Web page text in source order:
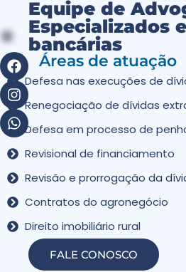
Equipe de
Especializados
bancárias
Áreas de atuação
Defesa nas execuções de
Renegociação de dívidas
Defesa em processo de
Revisional de financiamento
Revisão e prorrogação da
Contratos do agronegócio
Direito imobiliário rural
FALE CONOSCO